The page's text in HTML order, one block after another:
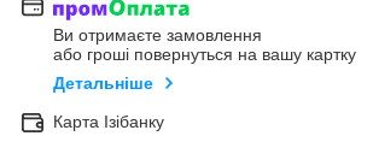
Ви отримаєте замовлення
або гроші повернуться на вашу картку
Детальніше
Карта Ізібанку